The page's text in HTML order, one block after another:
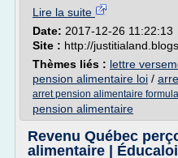
Lire la suite
Date: 2017-12-26 11:22:13
Site : http://
Thèmes liés : lettre
pension alimentaire loi /
arret pension alimentaire
pension alimentaire
Revenu Québec
alimentaire | Éducaloi